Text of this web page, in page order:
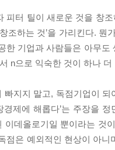
피터 틸이 새로운 것을 창
조하는 것’을 가리킨다.
한 기업과 사람들은 아무
n으로 익숙한 것이 하나
빠지지 말고, 독점기업이
경제에 해롭다’는 주장을
이데올로기일 뿐이라는 것
점은 예외적인 현상이 아